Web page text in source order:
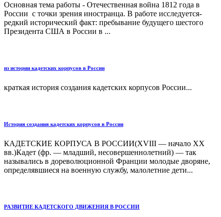
Основная тема работы - Отечественная война 1812 года в
России с точки зрения иностранца. В работе исследуется­
редкий историческ­ий факт: пребывание­ будущего шестого
Президента­ США в России в ...
из истории кадетских корпусов в России
краткая история создания кадетских корпусов России...
История создания кадетских корпусов в России
КАДЕТСКИЕ КОРПУСА В РОССИИ(XVIII — начало XX
вв.)Кадет (фр. — младший, несовершеннолетний) — так
назывались в дореволюционной Франции молодые дворяне,
определявшиеся на военную службу, малолетние дети...
РАЗВИТИЕ КАДЕТСКОГО ДВИЖЕНИЯ В РОССИИ